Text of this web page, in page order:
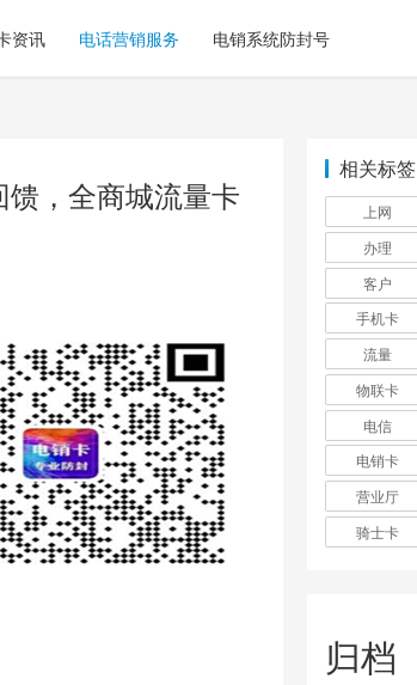
资讯 电话营销服务 电销系统防封号
，全商城流量卡
相关标签
上网
办理
客户
手机卡
流量
物联卡
电信
电销卡
营业厅
骑士卡
归档